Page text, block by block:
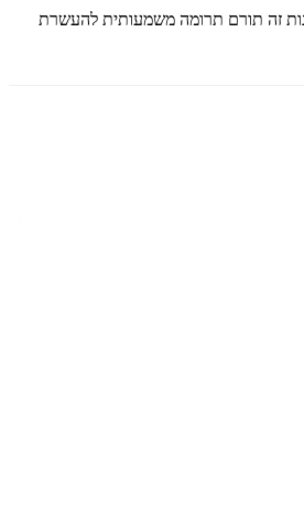
זה תורם תרומה משמעותית להעשרת